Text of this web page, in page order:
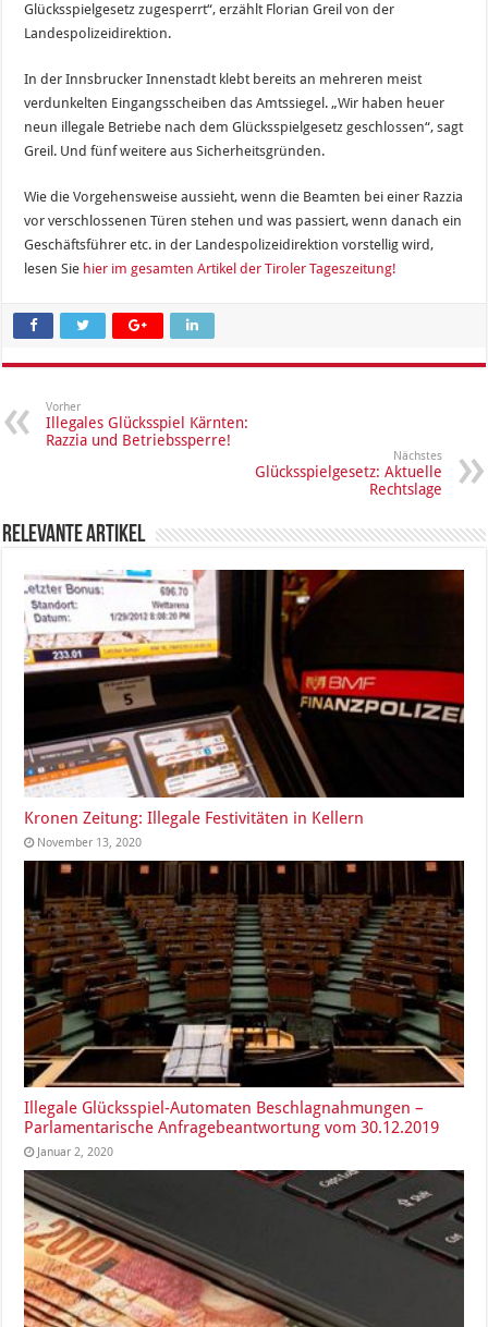
Glücksspielgesetz zugesperrt“, erzählt Florian Greil von der
Landespolizeidirektion.
In der Innsbrucker Innenstadt klebt bereits an mehreren meist
verdunkelten Eingangsscheiben das Amtssiegel. „Wir haben heuer
neun illegale Betriebe nach dem Glücksspielgesetz geschlossen“, sagt
Greil. Und fünf weitere aus Sicherheitsgründen.
Wie die Vorgehensweise aussieht, wenn die Beamten bei einer Razzia
vor verschlossenen Türen stehen und was passiert, wenn danach ein
Geschäftsführer etc. in der Landespolizeidirektion vorstellig wird,
lesen Sie hier im gesamten Artikel der Tiroler Tageszeitung!
Vorher
Illegales Glücksspiel Kärnten:
Razzia und Betriebssperre!
Nächstes
Glücksspielgesetz: Aktuelle
Rechtslage
Relevante Artikel
Kronen Zeitung: Illegale Festivitäten in Kellern
November 13, 2020
Illegale Glücksspiel-Automaten Beschlagnahmungen –
Parlamentarische Anfragebeantwortung vom 30.12.2019
Januar 2, 2020